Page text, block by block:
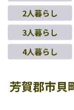
2人暮らし
3人暮らし
4人暮らし
芳賀郡市貝